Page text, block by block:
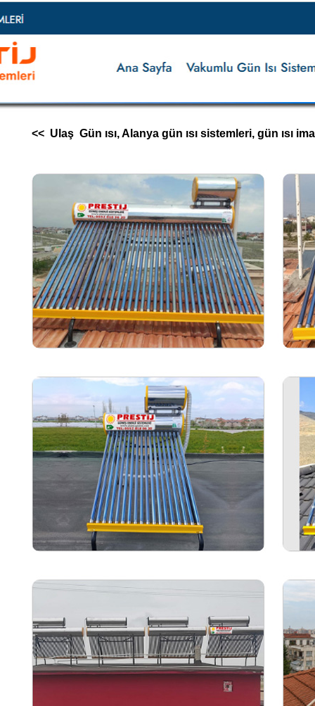
<< Ulaş Gün ısı, Alanya gün ısı sistemleri, gün ısı